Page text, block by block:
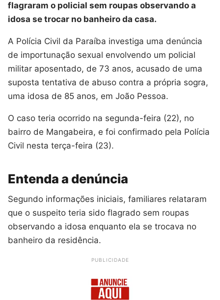
flagraram o policial sem roupas observando a
idosa se trocar no banheiro da casa.
A Polícia Civil da Paraíba investiga uma denúncia
de importunação sexual envolvendo um policial
militar aposentado, de 73 anos, acusado de uma
suposta tentativa de abuso contra a própria sogra,
uma idosa de 85 anos, em João Pessoa.
O caso teria ocorrido na segunda-feira (22), no
bairro de Mangabeira, e foi confirmado pela Polícia
Civil nesta terça-feira (23).
Entenda a denúncia
Segundo informações iniciais, familiares relataram
que o suspeito teria sido flagrado sem roupas
observando a idosa enquanto ela se trocava no
banheiro da residência.
PUBLICIDADE